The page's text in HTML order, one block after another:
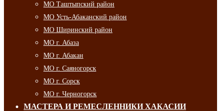
МО Таштыпский район
МО Усть-Абаканский район
МО Ширинский район
МО г. Абаза
МО г. Абакан
МО г. Саяногорск
МО г. Сорск
МО г. Черногорск
МАСТЕРА И РЕМЕСЛЕННИКИ ХАКАСИИ